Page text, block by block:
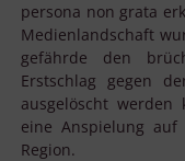
persona non grata
Medienlandschaft
gefährde den
Erstschlag gegen
ausgelöscht
eine Anspielung
Region.